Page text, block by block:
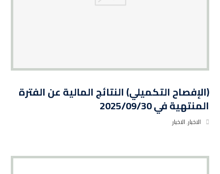
(الإفصاح التكميلي) النتائج المالية عن الفترة
المنتهية في 2025/09/30
الاخبار,الاخبار